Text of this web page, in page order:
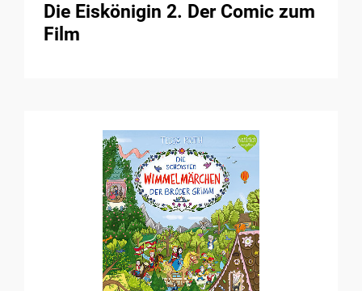
Die Eiskönigin 2. Der Comic zum
Film